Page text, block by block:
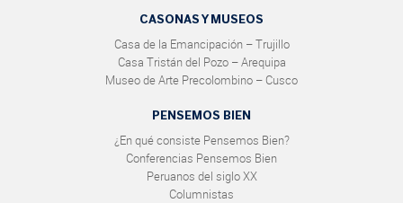
CASONAS Y MUSEOS
Casa de la Emancipación – Trujillo
Casa Tristán del Pozo – Arequipa
Museo de Arte Precolombino – Cusco
PENSEMOS BIEN
¿En qué consiste Pensemos Bien?
Conferencias Pensemos Bien
Peruanos del siglo XX
Columnistas